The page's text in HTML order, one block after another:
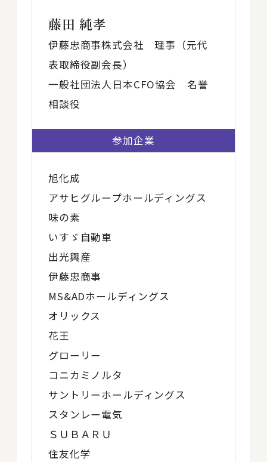
藤田 純孝
伊藤忠商事株式会社 理事（元代
表取締役副会長）
一般社団法人日本CFO協会 名誉
相談役
参加企業
旭化成
アサヒグループホールディングス
味の素
いすゞ自動車
出光興産
伊藤忠商事
MS&ADホールディングス
オリックス
花王
グローリー
コニカミノルタ
サントリーホールディングス
スタンレー電気
ＳＵＢＡＲＵ
住友化学